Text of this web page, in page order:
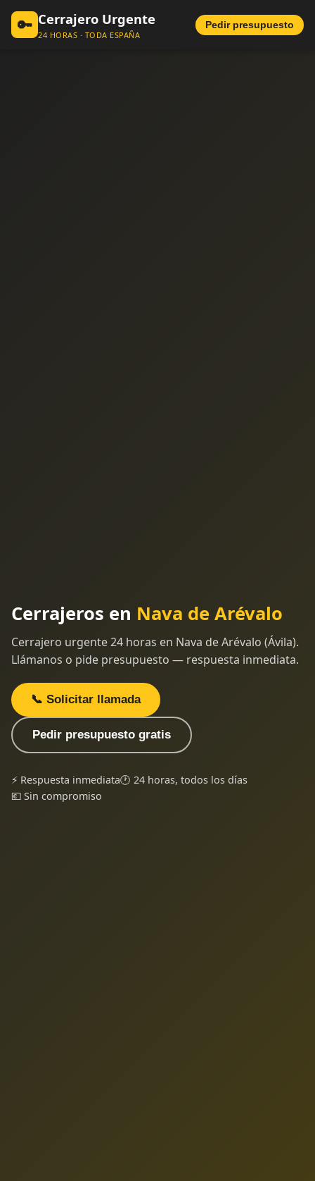
🔑 Cerrajero Urgente
24 HORAS · TODA ESPAÑA
Pedir presupuesto
Cerrajeros en Nava de Arévalo
Cerrajero urgente 24 horas en Nava de Arévalo (Ávila).
Llámanos o pide presupuesto — respuesta inmediata.
📞 Solicitar llamada
Pedir presupuesto gratis
⚡ Respuesta inmediata🕐 24 horas, todos los días
💶 Sin compromiso